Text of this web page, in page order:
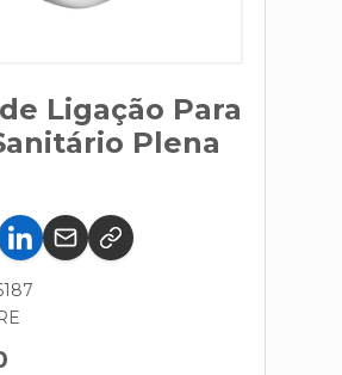
Ligação Para
Plena